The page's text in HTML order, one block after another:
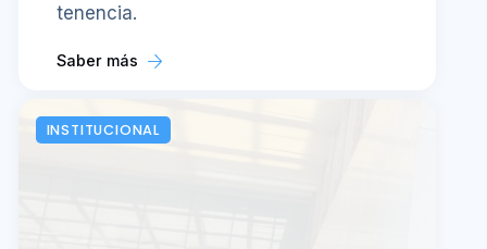
tenencia.
Saber más
INSTITUCIONAL